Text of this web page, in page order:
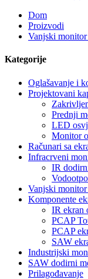
Dom
Proizvodi
Vanjski
Kategorije
Oglašavanje i
Projektovani
Prednji
LED
Monitor
Računari sa
Infracrveni
IR
Vanjski
Komponente
IR ekran
PCAP
PCAP
SAW
Industrijski
SAW dodirni
Prilagođavanje